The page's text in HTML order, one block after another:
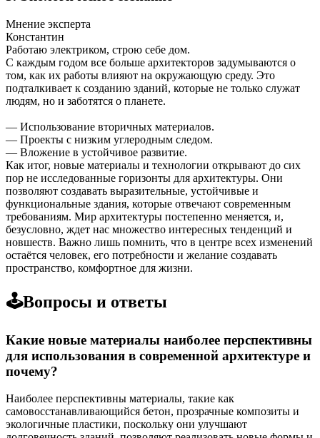
Мнение эксперта
Константин
Работаю электриком, строю себе дом.
С каждым годом все больше архитекторов задумываются о
том, как их работы влияют на окружающую среду. Это
подталкивает к созданию зданий, которые не только служат
людям, но и заботятся о планете.
— Использование вторичных материалов.
— Проекты с низким углеродным следом.
— Вложение в устойчивое развитие.
Как итог, новые материалы и технологии открывают до сих
пор не исследованные горизонты для архитектуры. Они
позволяют создавать выразительные, устойчивые и
функциональные здания, которые отвечают современным
требованиям. Мир архитектуры постепенно меняется, и,
безусловно, ждет нас множество интересных тенденций и
новшеств. Важно лишь помнить, что в центре всех изменений
остаётся человек, его потребности и желание создавать
пространство, комфортное для жизни.
🕹️Вопросы и ответы
Какие новые материалы наиболее перспективны
для использования в современной архитектуре и
почему?
Наиболее перспективны материалы, такие как
самовосстанавливающийся бетон, прозрачные композиты и
экологичные пластики, поскольку они улучшают